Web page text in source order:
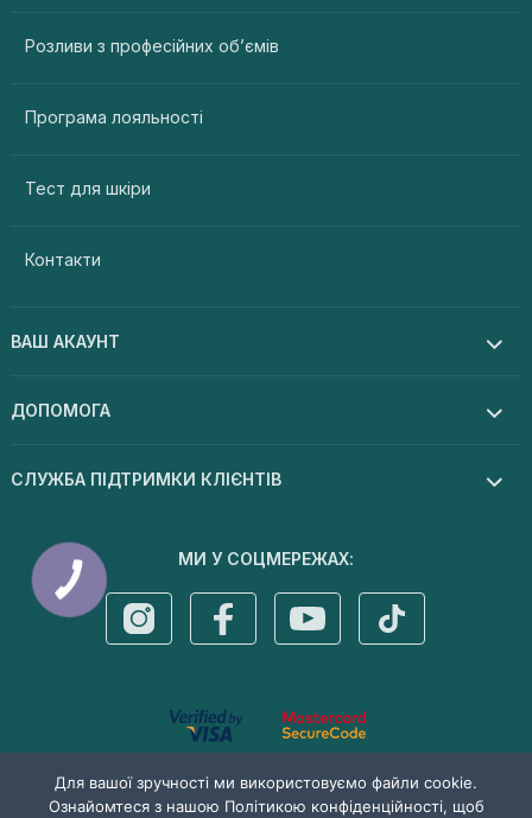
Розливи з професійних об’ємів
Програма лояльності
Тест для шкіри
Контакти
ВАШ АКАУНТ
ДОПОМОГА
СЛУЖБА ПІДТРИМКИ КЛІЄНТІВ
МИ У СОЦМЕРЕЖАХ:
© 2026 Dermal cosmetics . Усі права захищені
Для вашої зручності ми використовуємо файли cookie.
Ознайомтеся з нашою Політикою конфіденційності, щоб
КНОПКА
ЗВ'ЯЗКУ